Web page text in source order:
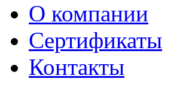
О компании
Сертификаты
Контакты